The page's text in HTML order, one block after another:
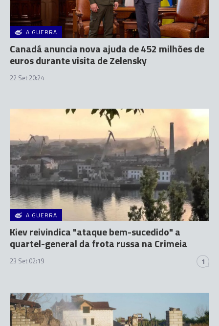
A GUERRA
Canadá anuncia nova ajuda de 452 milhões de
euros durante visita de Zelensky
22 Set 20:24
A GUERRA
Kiev reivindica "ataque bem-sucedido" a
quartel-general da frota russa na Crimeia
23 Set 02:19 1